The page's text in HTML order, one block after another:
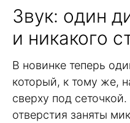
Звук: один
и никакого
В новинке теперь
который, к тому же,
сверху под
отверстия заняты